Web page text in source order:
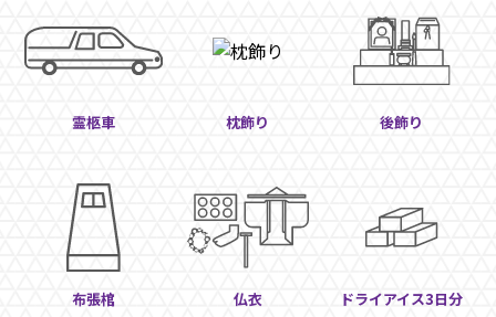
霊柩車 枕飾り 後飾り
布張棺 仏衣 ドライアイス3日分